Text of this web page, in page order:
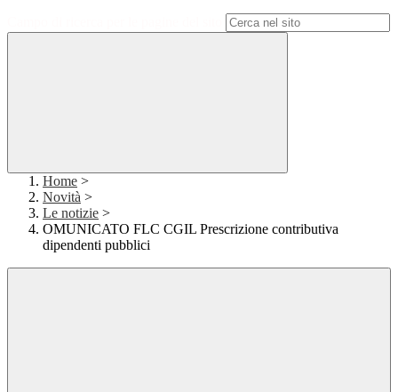
Home >
Novità >
Le notizie >
OMUNICATO FLC CGIL Prescrizione contributiva
dipendenti pubblici